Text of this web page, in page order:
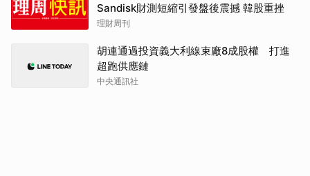
Sandisk財測短縮引發盤後震撼 韓股重挫
理財周刊
胡連通過投資義大利線束廠8成股權 打進
超跑供應鏈
中央通訊社